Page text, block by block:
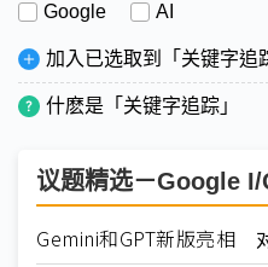
Google AI
加入已选取到「关键字追
什麽是「关键字追踪」
议题精选－Google I/
Gemini和GPT新版亮相